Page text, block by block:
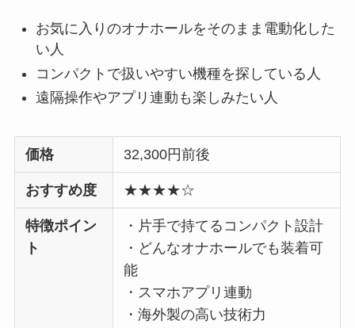
お気に入りのオナホールをそのまま電動化した
い人
コンパクトで扱いやすい機種を探している人
遠隔操作やアプリ連動も楽しみたい人
価格 32,300円前後
おすすめ度 ★★★★☆
特徴ポイン
ト
・片手で持てるコンパクト設計
・どんなオナホールでも装着可
能
・スマホアプリ連動
・海外製の高い技術力